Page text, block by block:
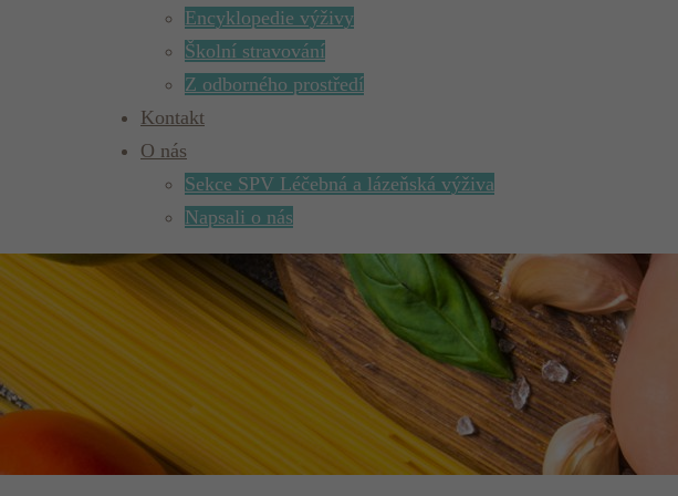
Encyklopedie výživy
Školní stravování
Z odborného prostředí
Kontakt
O nás
Sekce SPV Léčebná a lázeňská výživa
Napsali o nás